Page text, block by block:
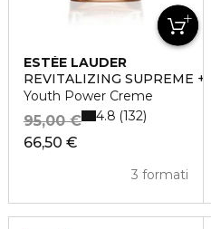
ESTÉE LAUDER
REVITALIZING SUPREME +
Youth Power Creme
66,50 €
95,00 €
3 formati
4.8 132